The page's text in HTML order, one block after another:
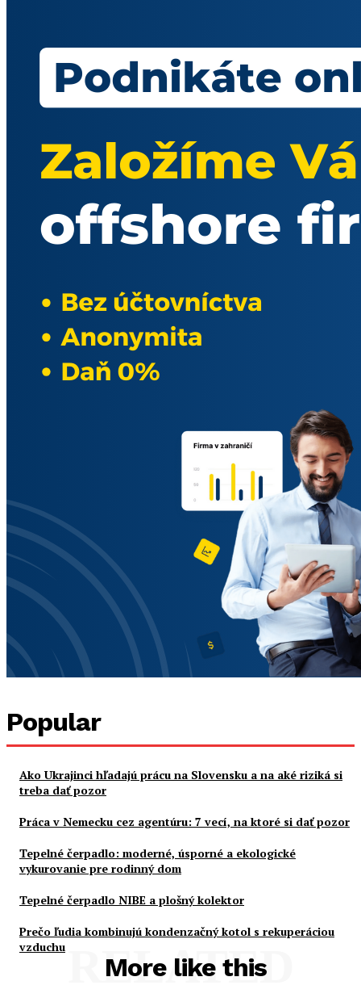
Popular
Ako Ukrajinci hľadajú prácu na Slovensku a na aké riziká si
treba dať pozor
Práca v Nemecku cez agentúru: 7 vecí, na ktoré si dať pozor
Tepelné čerpadlo: moderné, úsporné a ekologické
vykurovanie pre rodinný dom
Tepelné čerpadlo NIBE a plošný kolektor
Prečo ľudia kombinujú kondenzačný kotol s rekuperáciou
vzduchu
More like this
RELATED